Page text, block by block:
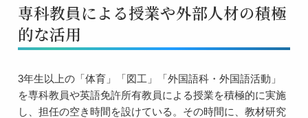
専科教員による授業や外部人材の積極
的な活用
3年生以上の「体育」「図工」「外国語科・外国語活動」
を専科教員や英語免許所有教員による授業を積極的に実施
し、担任の空き時間を設けている。その時間に、教材研究